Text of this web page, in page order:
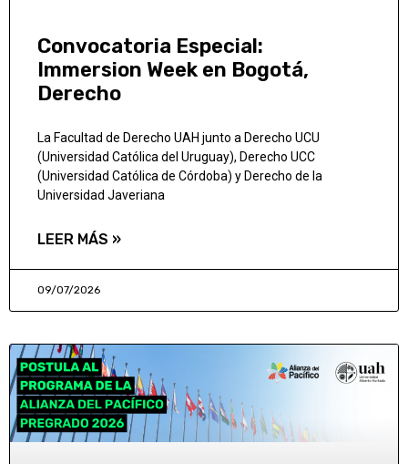
Convocatoria Especial:
Immersion Week en Bogotá,
Derecho
La Facultad de Derecho UAH junto a Derecho UCU
(Universidad Católica del Uruguay), Derecho UCC
(Universidad Católica de Córdoba) y Derecho de la
Universidad Javeriana
LEER MÁS »
09/07/2026